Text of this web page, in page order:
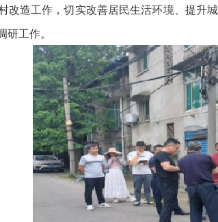
造工作，切实改善居民生活环境、提升
工作。